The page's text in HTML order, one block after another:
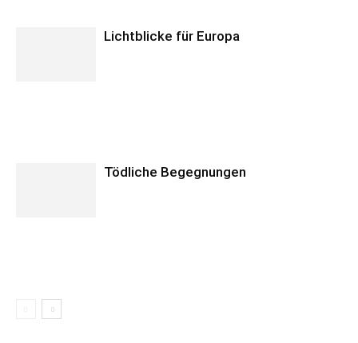
Lichtblicke für Europa
Tödliche Begegnungen